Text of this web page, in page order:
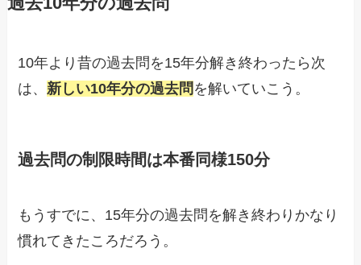
10年より昔の過去問を15年分解き終わったら次
は、 新しい10年分の過去問 を解いていこう。
過去問の制限時間は本番同様150分
もうすでに、15年分の過去問を解き終わりかなり
慣れてきたころだろう。